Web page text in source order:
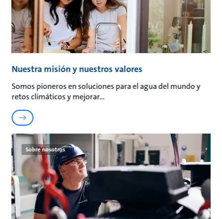
Nuestra misión y nuestros valores
Somos pioneros en soluciones para el agua del mundo y
retos climáticos y mejorar
Sobre nosotros